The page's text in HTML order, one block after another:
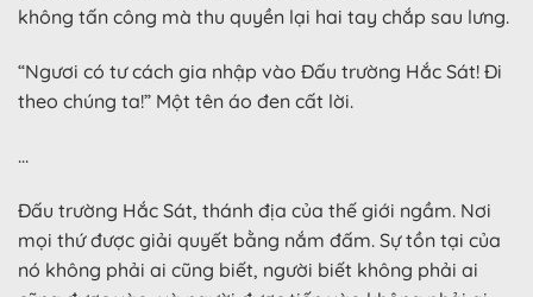
không tấn công mà thu quyền lại hai tay chắp sau lưng.
“Ngươi có tư cách gia nhập vào Đấu trường Hắc Sát! Đi
theo chúng ta!” Một tên áo đen cất lời.
…
Đấu trường Hắc Sát, thánh địa của thế giới ngầm. Nơi
mọi thứ được giải quyết bằng nắm đấm. Sự tồn tại của
nó không phải ai cũng biết, người biết không phải ai